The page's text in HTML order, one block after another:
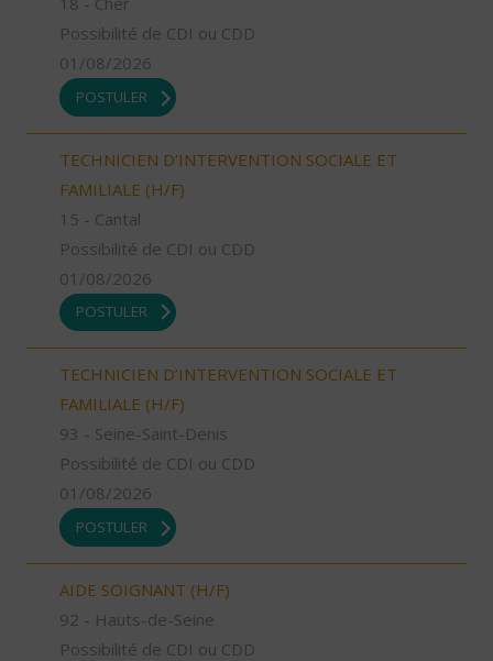
Possibilité de CDI ou CDD
01/08/2026
POSTULER
TECHNICIEN D’INTERVENTION SOCIALE ET
FAMILIALE (H/F)
15 - Cantal
Possibilité de CDI ou CDD
01/08/2026
POSTULER
TECHNICIEN D’INTERVENTION SOCIALE ET
FAMILIALE (H/F)
93 - Seine-Saint-Denis
Possibilité de CDI ou CDD
01/08/2026
POSTULER
AIDE SOIGNANT (H/F)
92 - Hauts-de-Seine
Possibilité de CDI ou CDD